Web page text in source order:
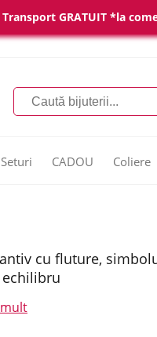
Transport GRATUIT *la
Seturi CADOU Coliere
cu fluture,